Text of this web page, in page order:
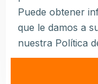
Puede obtener
que le damos a
nuestra Política